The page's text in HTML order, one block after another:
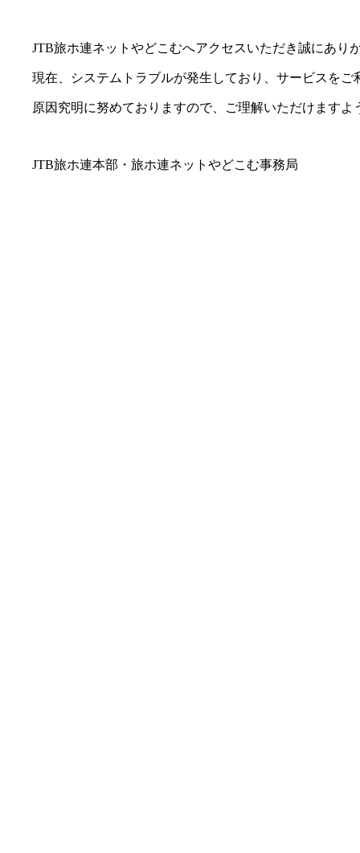
JTB旅ホ連ネットやどこむへアクセスいただき誠にあり
現在、システムトラブルが発生しており、サービスをご
原因究明に努めておりますので、ご理解いただけますよ
JTB旅ホ連本部・旅ホ連ネットやどこむ事務局